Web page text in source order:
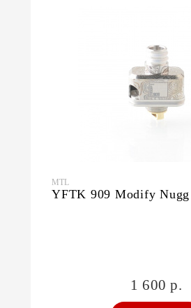
MTL
YFTK 909 Modify
1 600 р.